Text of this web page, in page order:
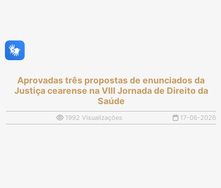
Aprovadas três propostas de enunciados da
Justiça cearense na VIII Jornada de Direito da
Saúde
1992 Visualizações 17-06-2026